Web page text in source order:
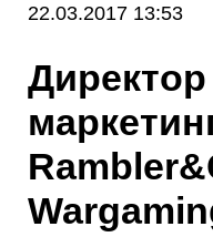
22.03.2017 13:53